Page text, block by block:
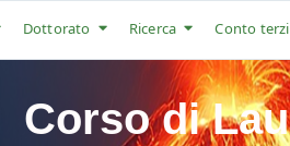
Dottorato Ricerca Conto terzi
Corso di